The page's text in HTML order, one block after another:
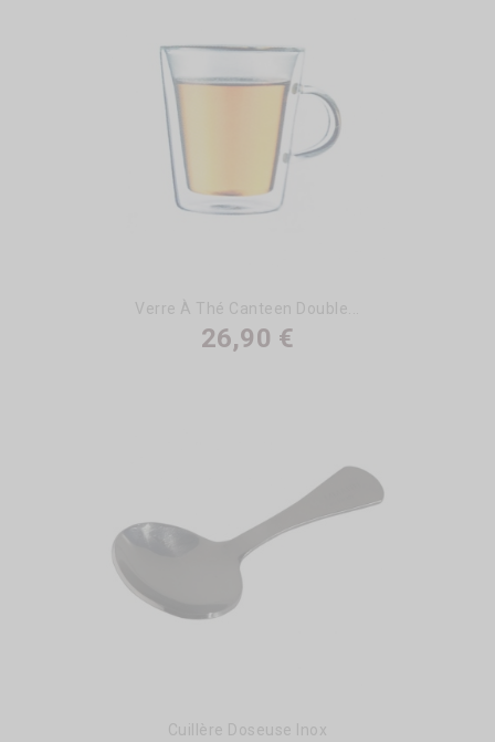
Verre À Thé Canteen Double...
26,90 €
Cuillère Doseuse Inox